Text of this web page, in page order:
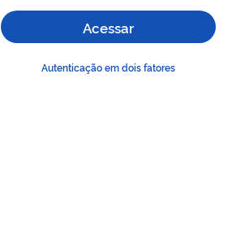
Acessar
Autenticação em dois fatores